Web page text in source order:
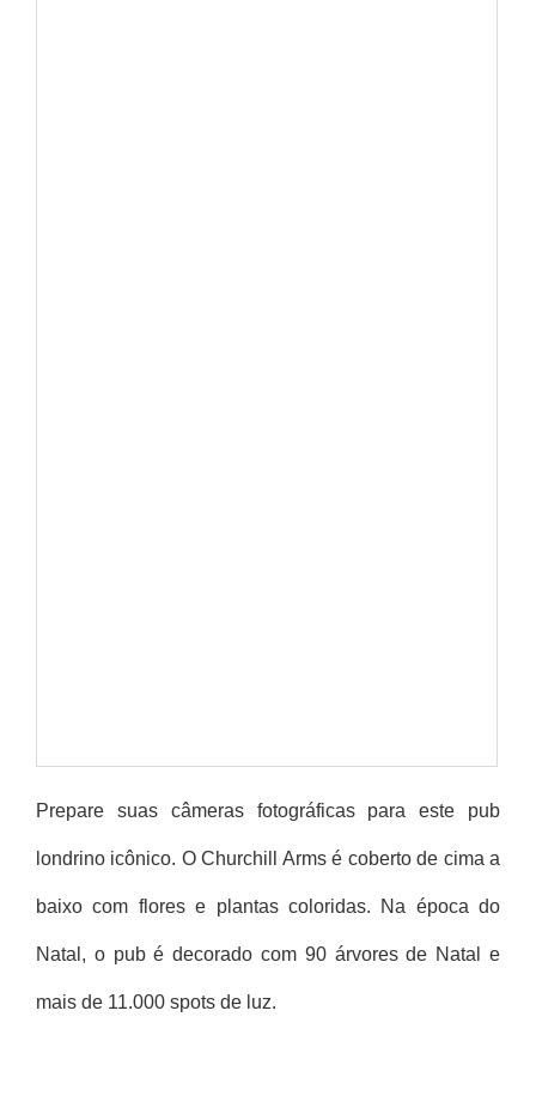
Prepare suas câmeras fotográficas para este pub
londrino icônico. O Churchill Arms é coberto de cima a
baixo com flores e plantas coloridas. Na época do
Natal, o pub é decorado com 90 árvores de Natal e
mais de 11.000 spots de luz.